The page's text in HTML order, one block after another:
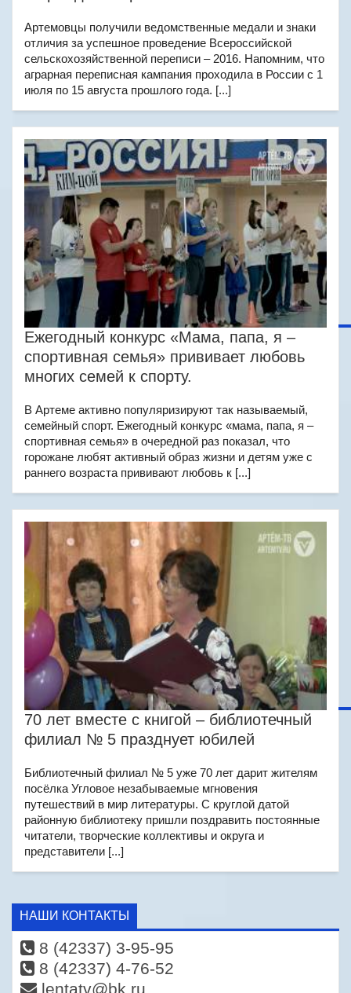
Артемовцы получили ведомственные медали и знаки
отличия за успешное проведение Всероссийской
сельскохозяйственной переписи – 2016. Напомним, что
аграрная переписная кампания проходила в России с 1
июля по 15 августа прошлого года. [...]
Ежегодный конкурс «Мама, папа, я –
спортивная семья» прививает любовь
многих семей к спорту.
В Артеме активно популяризируют так называемый,
семейный спорт. Ежегодный конкурс «мама, папа, я –
спортивная семья» в очередной раз показал, что
горожане любят активный образ жизни и детям уже с
раннего возраста прививают любовь к [...]
70 лет вместе с книгой – библиотечный
филиал № 5 празднует юбилей
Библиотечный филиал № 5 уже 70 лет дарит жителям
посёлка Угловое незабываемые мгновения
путешествий в мир литературы. С круглой датой
районную библиотеку пришли поздравить постоянные
читатели, творческие коллективы и округа и
представители [...]
НАШИ КОНТАКТЫ
8 (42337) 3-95-95
8 (42337) 4-76-52
lentatv@bk.ru